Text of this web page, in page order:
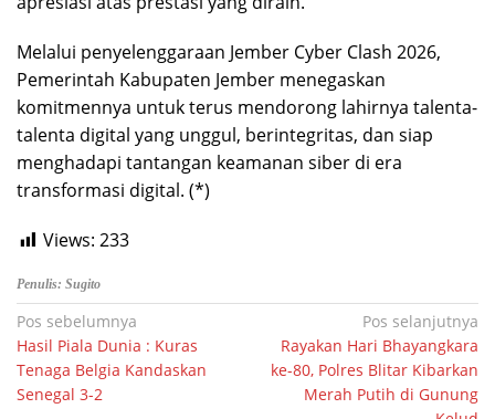
Melalui penyelenggaraan Jember Cyber Clash 2026,
Pemerintah Kabupaten Jember menegaskan
komitmennya untuk terus mendorong lahirnya talenta-
talenta digital yang unggul, berintegritas, dan siap
menghadapi tantangan keamanan siber di era
transformasi digital. (*)
Views: 233
Penulis: Sugito
Navigasi
pos
Pos sebelumnya
Hasil Piala Dunia : Kuras
Tenaga Belgia Kandaskan
Senegal 3-2
Pos selanjutnya
Rayakan Hari Bhayangkara
ke-80, Polres Blitar Kibarkan
Merah Putih di Gunung